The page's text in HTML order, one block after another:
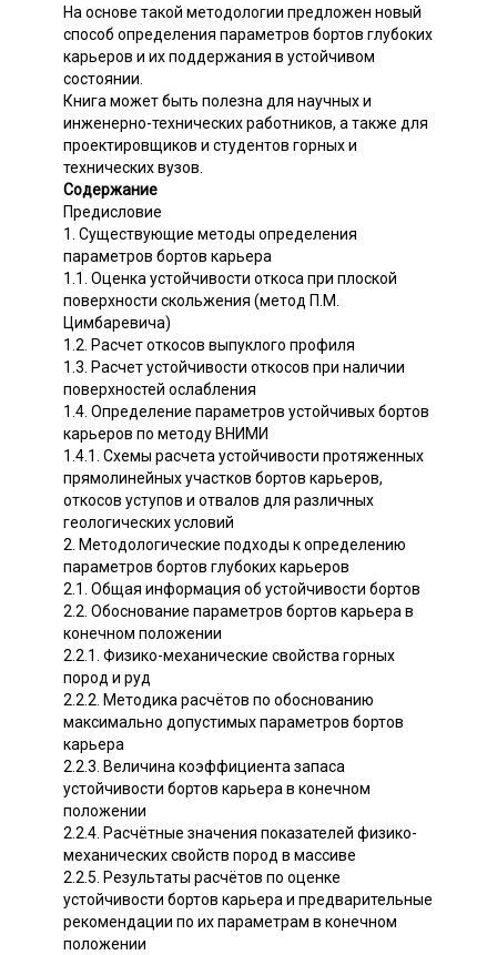
На основе такой методологии предложен новый
способ определения параметров бортов глубоких
карьеров и их поддержания в устойчивом
состоянии.
Книга может быть полезна для научных и
инженерно-технических работников, а также для
проектировщиков и студентов горных и
технических вузов.
Содержание
Предисловие
1. Существующие методы определения
параметров бортов карьера
1.1. Оценка устойчивости откоса при плоской
поверхности скольжения (метод П.М.
Цимбаревича)
1.2. Расчет откосов выпуклого профиля
1.3. Расчет устойчивости откосов при наличии
поверхностей ослабления
1.4. Определение параметров устойчивых бортов
карьеров по методу ВНИМИ
1.4.1. Схемы расчета устойчивости протяженных
прямолинейных участков бортов карьеров,
откосов уступов и отвалов для различных
геологических условий
2. Методологические подходы к определению
параметров бортов глубоких карьеров
2.1. Общая информация об устойчивости бортов
2.2. Обоснование параметров бортов карьера в
конечном положении
2.2.1. Физико-механические свойства горных
пород и руд
2.2.2. Методика расчётов по обоснованию
максимально допустимых параметров бортов
карьера
2.2.3. Величина коэффициента запаса
устойчивости бортов карьера в конечном
положении
2.2.4. Расчётные значения показателей физико-
механических свойств пород в массиве
2.2.5. Результаты расчётов по оценке
устойчивости бортов карьера и предварительные
рекомендации по их параметрам в конечном
положении